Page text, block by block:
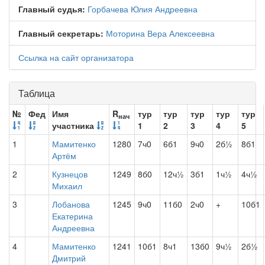
Главный судья: Горбачева Юлия Андреевна
Главный секретарь: Моторина Вера Алексеевна
Ссылка на сайт организатора
Таблица
№ Фед Имя
участника
Rнач
тур
1
тур
2
тур
3
тур
4
тур
5
1
Мамитенко
Артём
1280 7ч0 6б1 9ч0 2б½ 8б1
2
Кузнецов
Михаил
1249 8б0 12ч½ 3б1 1ч½ 4ч½
3
Лобанова
Екатерина
Андреевна
1245 9ч0 11б0 2ч0 + 10б1
4
Мамитенко
Дмитрий
1241 10б1 8ч1 13б0 9ч½ 2б½